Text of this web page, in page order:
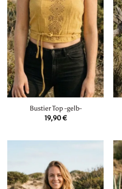
Bustier Top -gelb-
19,90€